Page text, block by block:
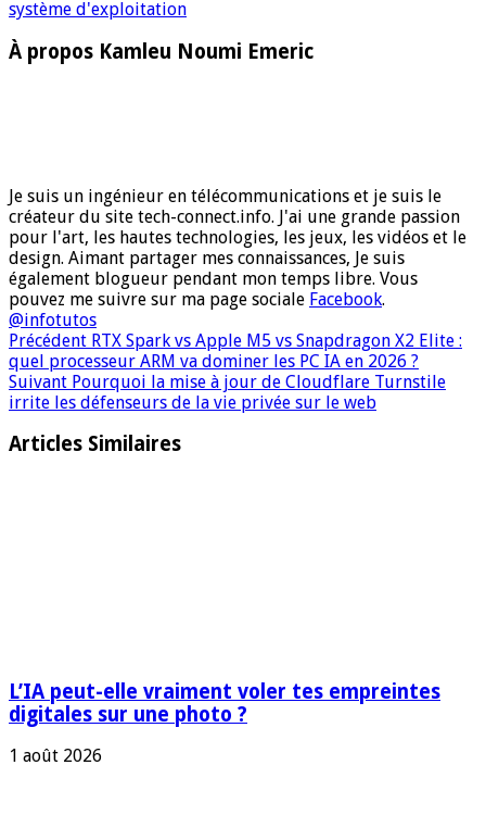
système d'exploitation
À propos Kamleu Noumi Emeric
Je suis un ingénieur en télécommunications et je suis le
créateur du site tech-connect.info. J'ai une grande passion
pour l'art, les hautes technologies, les jeux, les vidéos et le
design. Aimant partager mes connaissances, Je suis
également blogueur pendant mon temps libre. Vous
pouvez me suivre sur ma page sociale Facebook.
@infotutos
Précédent RTX Spark vs Apple M5 vs Snapdragon X2 Elite :
quel processeur ARM va dominer les PC IA en 2026 ?
Suivant Pourquoi la mise à jour de Cloudflare Turnstile
irrite les défenseurs de la vie privée sur le web
Articles Similaires
L’IA peut-elle vraiment voler tes empreintes
digitales sur une photo ?
1 août 2026